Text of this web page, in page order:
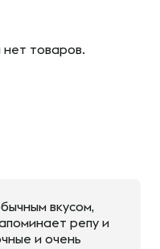
товаров.
вкусом,
репу и
и очень